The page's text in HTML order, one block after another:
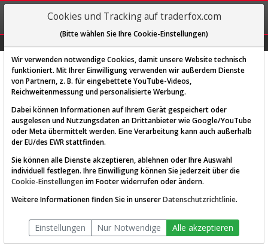
REGIS-
TRIEREN
Diese Funktion ist nur für
AKTIEN-TERMINAL
Die Aktienanalyse-Plattform von
TraderFox
Cookies und Tracking auf traderfox.com
(Bitte wählen Sie Ihre Cookie-Einstellungen)
Wir verwenden notwendige Cookies, damit unsere Website technisch
funktioniert. Mit Ihrer Einwilligung verwenden wir außerdem Dienste
von Partnern, z. B. für eingebettete YouTube-Videos,
Reichweitenmessung und personalisierte Werbung.
Dabei können Informationen auf Ihrem Gerät gespeichert oder
ausgelesen und Nutzungsdaten an Drittanbieter wie Google/YouTube
oder Meta übermittelt werden. Eine Verarbeitung kann auch außerhalb
der EU/des EWR stattfinden.
Sie können alle Dienste akzeptieren, ablehnen oder Ihre Auswahl
individuell festlegen. Ihre Einwilligung können Sie jederzeit über die
Cookie-Einstellungen im Footer widerrufen oder ändern.
Weitere Informationen finden Sie in unsererDatenschutzrichtlinie.
Einstellungen Nur Notwendige Alle akzeptieren